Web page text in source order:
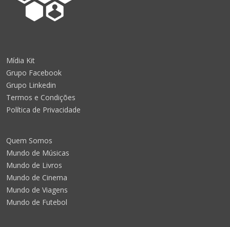
Mídia Kit
Grupo Facebook
Grupo Linkedin
Termos e Condições
Política de Privacidade
Quem Somos
Mundo de Músicas
Mundo de Livros
Mundo de Cinema
Mundo de Viagens
Mundo de Futebol